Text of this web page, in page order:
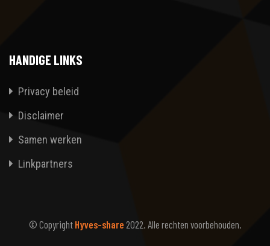
HANDIGE LINKS
Privacy beleid
Disclaimer
Samen werken
Linkpartners
© Copyright Hyves-share 2022. Alle rechten voorbehouden.